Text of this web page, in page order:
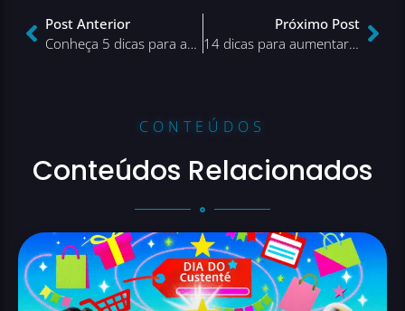
Post Anterior
Conheça 5 dicas para aumentar a qualidade do atendimento ao cliente do seu e-commerce
Próximo Post
14 dicas para aumentar a experiência de compra e satisfação do seu cliente
CONTEÚDOS
Conteúdos Relacionados